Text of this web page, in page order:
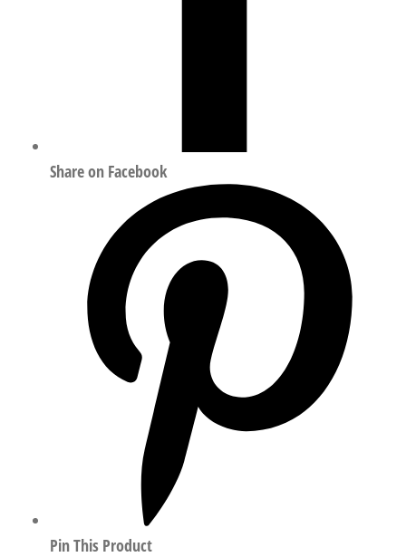
Share on Facebook
Pin This Product